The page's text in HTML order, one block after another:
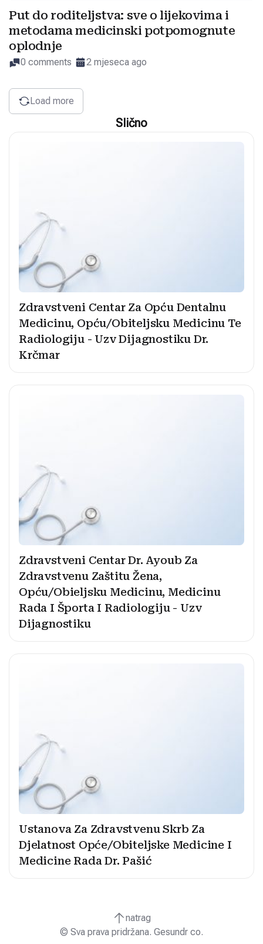
Put do roditeljstva: sve o lijekovima i
metodama medicinski potpomognute
oplodnje
0 comments 2 mjeseca ago
Load more
Slično
Zdravstveni Centar Za Opću Dentalnu
Medicinu, Opću/Obiteljsku Medicinu Te
Radiologiju - Uzv Dijagnostiku Dr.
Krčmar
Zdravstveni Centar Dr. Ayoub Za
Zdravstvenu Zaštitu Žena,
Opću/Obieljsku Medicinu, Medicinu
Rada I Športa I Radiologiju - Uzv
Dijagnostiku
Ustanova Za Zdravstvenu Skrb Za
Djelatnost Opće/Obiteljske Medicine I
Medicine Rada Dr. Pašić
natrag
© Sva prava pridržana. Gesundr co.